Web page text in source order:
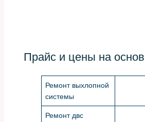
Прайс и цены на
Ремонт выхлопной
системы
Ремонт двс